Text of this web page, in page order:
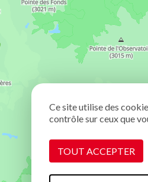
Ce site utilise des
contrôle sur ceux que
TOUT ACCEPTER